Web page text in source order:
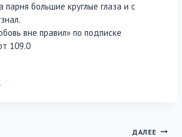
парня большие круглые глаза и с
вне правил» по подписке
109.0
ДАЛЕЕ